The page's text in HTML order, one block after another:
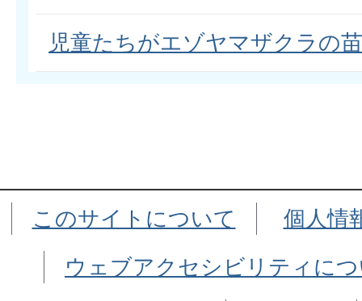
児童たちがエゾヤマザクラの
このサイトについて
個人情
ウェブアクセシビリティに